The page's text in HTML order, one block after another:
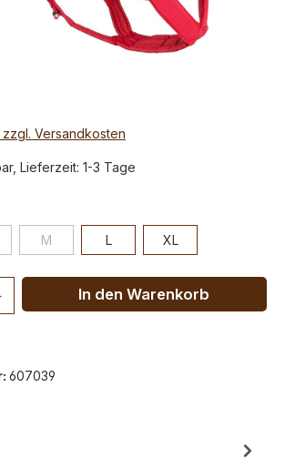
Versandkosten
Lieferzeit: 1-3 Tage
M L XL
In den Warenkorb
607039